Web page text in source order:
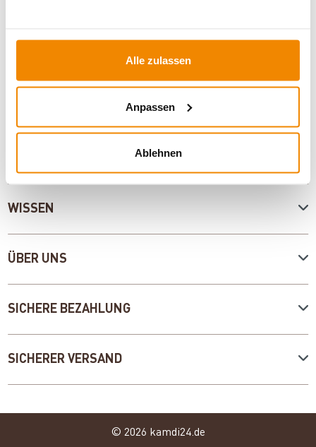
Alle zulassen
Anpassen
Ablehnen
WISSEN
ÜBER UNS
SICHERE BEZAHLUNG
SICHERER VERSAND
© 2026 kamdi24.de